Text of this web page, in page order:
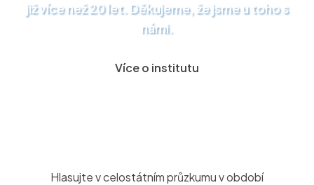
již více než 20 let. Děkujeme, že jsme u toho s
námi.
Více o institutu
Hlasujte v celostátním průzkumu v období